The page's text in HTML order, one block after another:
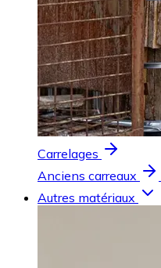
Carrelages
Anciens carreaux
Autres matériaux